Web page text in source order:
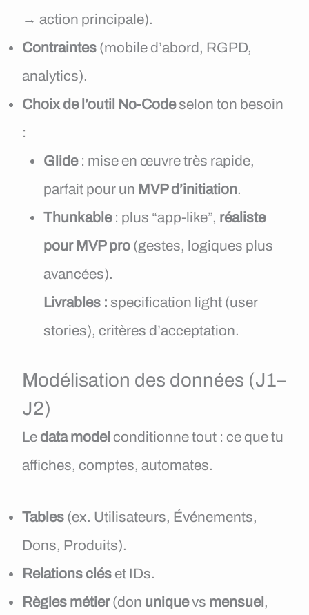
→ action principale).
Contraintes (mobile d’abord, RGPD,
analytics).
Choix de l’outil No-Codeselon ton besoin
:
Glide: mise en œuvre très rapide,
parfait pour un MVP d’initiation.
Thunkable: plus “app-like”, réaliste
pour MVP pro (gestes, logiques plus
avancées).
Livrables : specification light (user
stories), critères d’acceptation.
Modélisation des données (J1–
J2)
Le data model conditionne tout : ce que tu
affiches, comptes, automates.
Tables (ex. Utilisateurs, Événements,
Dons, Produits).
Relations clés et IDs.
Règles métier(don uniquevs mensuel ,